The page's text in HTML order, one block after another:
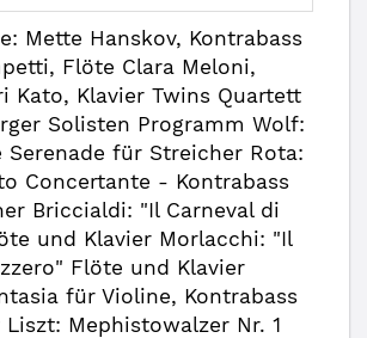
Mette Hanskov, Kontrabass
Flöte Clara Meloni,
Kato, Klavier Twins Quartett
Solisten Programm Wolf:
Serenade für Streicher Rota:
Concertante - Kontrabass
Briccialdi: "Il Carneval di
und Klavier Morlacchi: "Il
Flöte und Klavier
für Violine, Kontrabass
Mephistowalzer Nr. 1